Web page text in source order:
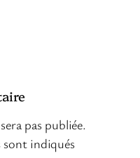
pas publiée.
sont indiqués